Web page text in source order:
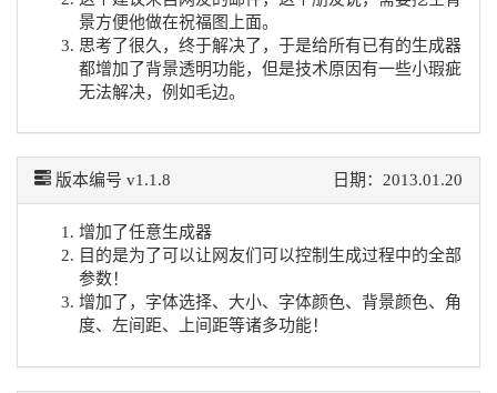
景方便他做在祝福图上面。
思考了很久，终于解决了，于是给所有已有的生成器
都增加了背景透明功能，但是技术原因有一些小瑕疵
无法解决，例如毛边。
日期：2013.01.20
版本编号 v1.1.8
增加了任意生成器
目的是为了可以让网友们可以控制生成过程中的全部
参数！
增加了，字体选择、大小、字体颜色、背景颜色、角
度、左间距、上间距等诸多功能！